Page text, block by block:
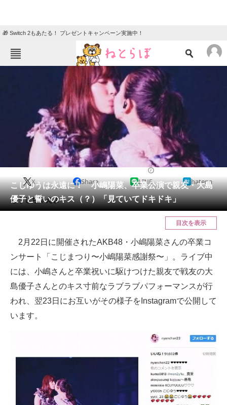
🎁 Switch 2もあたる！ プレゼントキャンペーン実施中！
ねとらぼメニュー
ニュース
クイズ
地域
リサーチ
会員記事
メディア
ITの今と未来を見通す
スマホと通信の最新トレンド
進化するPCとデバイスの未来
好きが集まる 比べて選べる
AI活用のいまが分かる
企業ITのトレンドを詳説
経営リーダーのコミュニティ
こじゆうは永遠に！ 小嶋陽菜、卒業公演で親友・大島
優子と誓いのキス（？）「見ていてドキドキ」
X Share LINE hatena
もうしちゃえよ！
目次を表示
2月22日に開催されたAKB48・小嶋陽菜さんの卒業コ
ンサート「こじまつり〜小嶋陽菜感謝祭〜」。ライブ中
には、小嶋さんと卒業祝いに駆けつけた親友で戦友の大
島優子さんとのキス寸前なラブラブパフォーマンスが行
われ、翌23日にお互いがその様子をInstagramで公開して
います。